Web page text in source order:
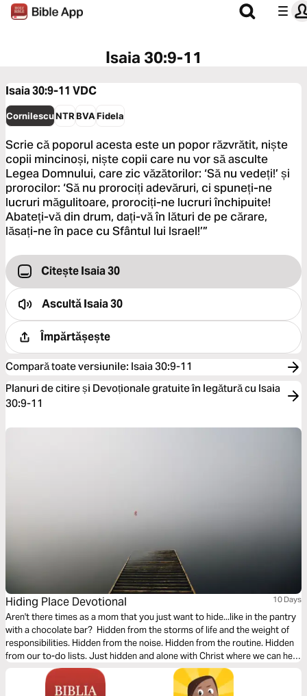
Isaia 30:9-11
Isaia 30:9-11 VDC
CornilescuNTRBVAFidela
Scrie că poporul acesta este un popor răzvrătit, niște
copii mincinoși, niște copii care nu vor să asculte
Legea Domnului, care zic văzătorilor: ‘Să nu vedeți!’ și
prorocilor: ‘Să nu prorociți adevăruri, ci spuneți-ne
lucruri măgulitoare, prorociți-ne lucruri închipuite!
Abateți-vă din drum, dați-vă în lături de pe cărare,
lăsați-ne în pace cu Sfântul lui Israel!’”
Citește Isaia 30
AscultăIsaia 30
Împărtășește
Compară toate versiunile: Isaia 30:9-11
Planuri de citire și Devoționale gratuite în legătură cu Isaia
30:9-11
Hiding Place Devotional 10 Days
Aren't there times as a mom that you just want to hide...like in the pantry
with a chocolate bar? Hidden from the storms of life and the weight of
responsibilities. Hidden from the noise. Hidden from the routine. Hidden
from our to-do lists. Just hidden and alone with Christ where we can hear
Him call us by name and let His songs of victory fill our ears.